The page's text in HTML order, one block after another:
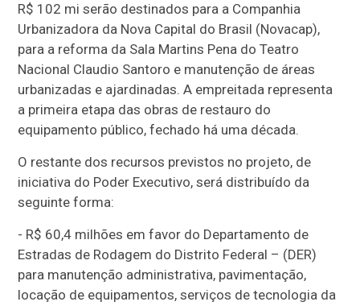
R$ 102 mi serão destinados para a Companhia
Urbanizadora da Nova Capital do Brasil (Novacap),
para a reforma da Sala Martins Pena do Teatro
Nacional Claudio Santoro e manutenção de áreas
urbanizadas e ajardinadas. A empreitada representa
a primeira etapa das obras de restauro do
equipamento público, fechado há uma década.
O restante dos recursos previstos no projeto, de
iniciativa do Poder Executivo, será distribuído da
seguinte forma:
- R$ 60,4 milhões em favor do Departamento de
Estradas de Rodagem do Distrito Federal – (DER)
para manutenção administrativa, pavimentação,
locação de equipamentos, serviços de tecnologia da